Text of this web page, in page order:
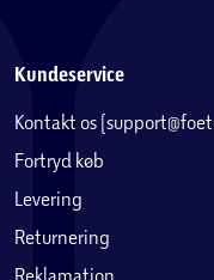
Legetårnet leveres
på din adresse med
Areal ekskl.
Areal inkl.
på minimum 200 cm.
Kundeservice
Kontakt os
Fortryd køb
Levering
Returnering
Reklamation